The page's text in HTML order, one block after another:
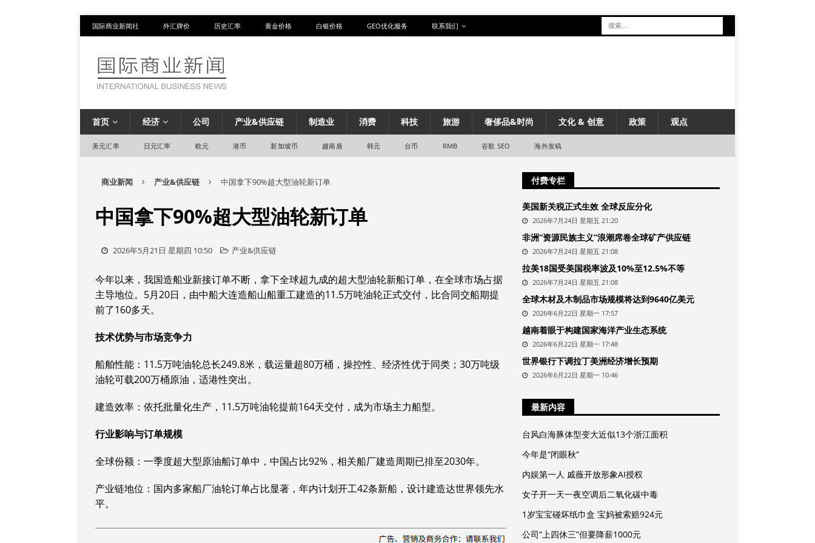
国际商业新闻社 外汇牌价 历史汇率 黄金价格 白银价格 GEO优化服务 联系我们
首页 经济 公司 产业&供应链 制造业 消费 科技 旅游 奢侈品&时尚 文化 & 创意 政策 观点
美元汇率 日元汇率 欧元 港币 新加坡币 越南盾 韩元 台币 RMB 谷歌 SEO 海外发稿
商业新闻 产业&供应链 中国拿下90%超大型油轮新订单
中国拿下90%超大型油轮新订单
2026年5月21日 星期四 10:50 产业&供应链
今年以来，我国造船业新接订单不断，拿下全球超九成的超大型油轮新船订单，在全球市场占据
主导地位。5月20日，由中船大连造船山船重工建造的11.5万吨油轮正式交付，比合同交船期提
前了160多天。‌‌
技术优势与市场竞争力
‌船舶性能‌：11.5万吨油轮总长249.8米，载运量超80万桶，操控性、经济性优于同类；30万吨级
油轮可载200万桶原油，适港性突出。‌‌
‌建造效率‌：依托批量化生产，11.5万吨油轮提前164天交付，成为市场主力船型。‌‌
行业影响与订单规模
‌全球份额‌：一季度超大型原油船订单中，中国占比92%，相关船厂建造周期已排至2030年。‌‌
‌产业链地位‌：国内多家船厂油轮订单占比显著，年内计划开工42条新船，设计建造达世界领先水
平。‌‌
付费专栏
美国新关税正式生效 全球反应分化
2026年7月24日 星期五 21:20
非洲“资源民族主义”浪潮席卷全球矿产供应链
2026年7月24日 星期五 21:08
拉美18国受美国税率波及10%至12.5%不等
2026年7月24日 星期五 21:08
全球木材及木制品市场规模将达到9640亿美元
2026年6月22日 星期一 17:57
越南着眼于构建国家海洋产业生态系统
2026年6月22日 星期一 17:48
世界银行下调拉丁美洲经济增长预期
2026年6月22日 星期一 10:46
最新内容
台风白海豚体型变大近似13个浙江面积
今年是“闭眼秋”
内娱第一人 戚薇开放形象AI授权
女子开一天一夜空调后二氧化碳中毒
1岁宝宝碰坏纸巾盒 宝妈被索赔924元
公司“上四休三”但要降薪1000元